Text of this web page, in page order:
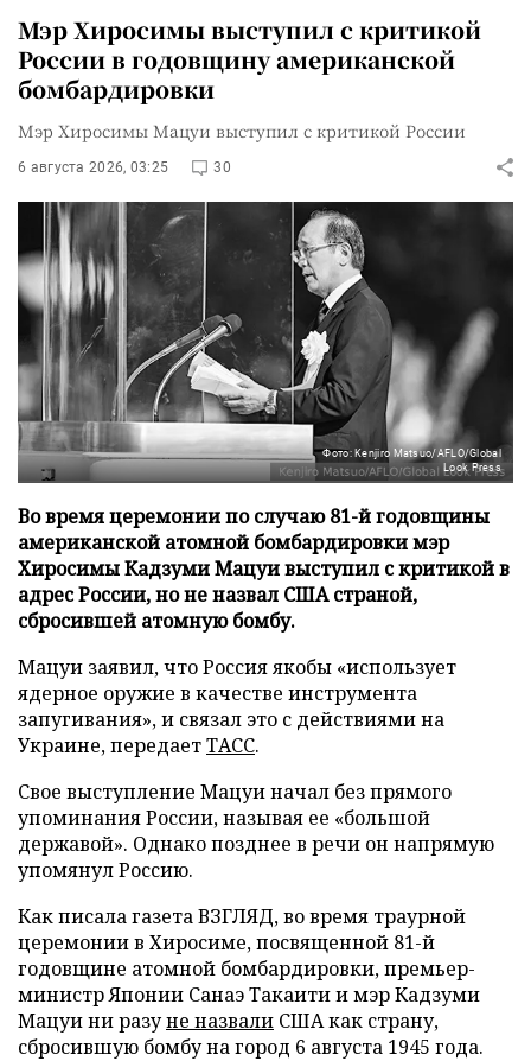
Мэр Хиросимы выступил с критикой
России в годовщину американской
бомбардировки
Мэр Хиросимы Мацуи выступил с критикой России
6 августа 2026, 03:25 30
Фото: Kenjiro Matsuo/AFLO/Global
Look Press
Во время церемонии по случаю 81-й годовщины
американской атомной бомбардировки мэр
Хиросимы Кадзуми Мацуи выступил с критикой в
адрес России, но не назвал США страной,
сбросившей атомную бомбу.
Мацуи заявил, что Россия якобы «использует
ядерное оружие в качестве инструмента
запугивания», и связал это с действиями на
Украине, передаетТАСС.
Свое выступление Мацуи начал без прямого
упоминания России, называя ее «большой
державой». Однако позднее в речи он напрямую
упомянул Россию.
Как писала газета ВЗГЛЯД, во время траурной
церемонии в Хиросиме, посвященной 81-й
годовщине атомной бомбардировки, премьер-
министр Японии Санаэ Такаити и мэр Кадзуми
Мацуи ни разуне назвали США как страну,
сбросившую бомбу на город 6 августа 1945 года.